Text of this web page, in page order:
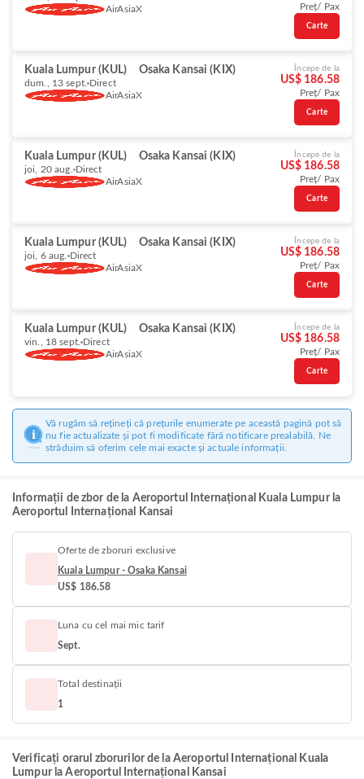
AirAsiaX
Preț/ Pax
Carte
Kuala Lumpur (KUL) Osaka Kansai (KIX)
dum., 13 sept. Direct
AirAsiaX
Începe de la
US$ 186.58
Preț/ Pax
Carte
Kuala Lumpur (KUL) Osaka Kansai (KIX)
joi, 20 aug. Direct
AirAsiaX
Începe de la
US$ 186.58
Preț/ Pax
Carte
Kuala Lumpur (KUL) Osaka Kansai (KIX)
joi, 6 aug. Direct
AirAsiaX
Începe de la
US$ 186.58
Preț/ Pax
Carte
Kuala Lumpur (KUL) Osaka Kansai (KIX)
vin., 18 sept. Direct
AirAsiaX
Începe de la
US$ 186.58
Preț/ Pax
Carte
Vă rugăm să rețineți că prețurile enumerate pe această pagină pot să
nu fie actualizate și pot fi modificate fără notificare prealabilă. Ne
străduim să oferim cele mai exacte și actuale informații.
Informații de zbor de la Aeroportul Internațional Kuala Lumpur la
Aeroportul Internațional Kansai
Oferte de zboruri exclusive
Kuala Lumpur - Osaka Kansai
US$ 186.58
Luna cu cel mai mic tarif
Sept.
Total destinații
1
Verificați orarul zborurilor de la Aeroportul Internațional Kuala
Lumpur la Aeroportul Internațional Kansai